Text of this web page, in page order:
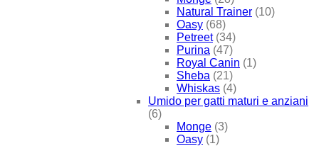
Natural Trainer (10)
Oasy (68)
Petreet (34)
Purina (47)
Royal Canin (1)
Sheba (21)
Whiskas (4)
Umido per gatti maturi e anziani
(6)
Monge (3)
Oasy (1)